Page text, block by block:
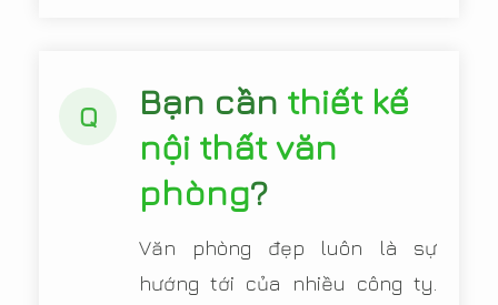
Q Bạn cần thiết kế
nội thất văn
phòng?
Văn phòng đẹp luôn là sự
hướng tới của nhiều công ty.